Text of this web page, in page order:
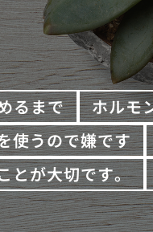
るまで ホルモ
使うので嫌です
とが大切です。